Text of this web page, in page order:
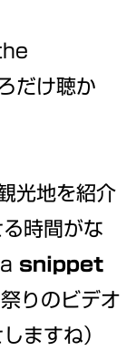
だけ聴か
光地を紹介
時間がな
snippet
りのビデオ
ますね）